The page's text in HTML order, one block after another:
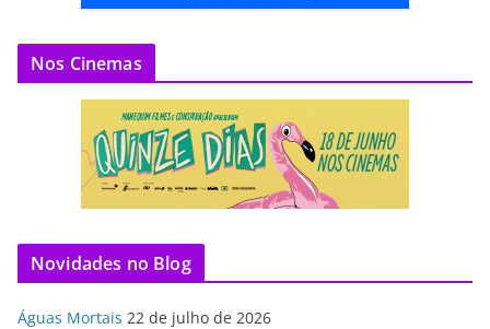
Nos Cinemas
Novidades no Blog
Águas Mortais 22 de julho de 2026